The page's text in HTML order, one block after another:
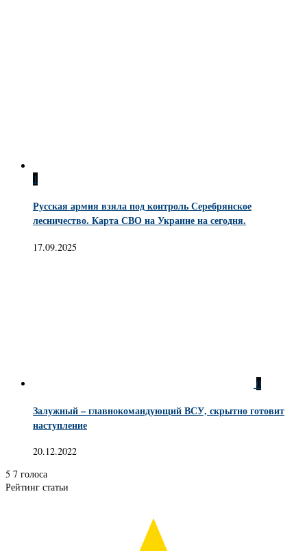
1
Русская армия взяла под контроль Серебрянское
лесничество. Карта СВО на Украине на сегодня.
17.09.2025
0
Залужный – главнокомандующий ВСУ, скрытно готовит
наступление
20.12.2022
5 7 голоса
Рейтинг статьи